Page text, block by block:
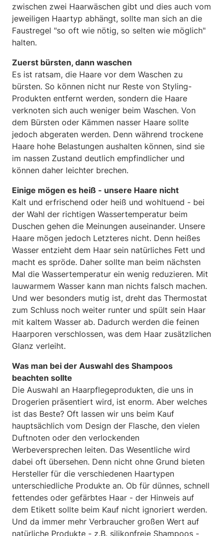
zwischen zwei Haarwäschen gibt und dies auch vom
jeweiligen Haartyp abhängt, sollte man sich an die
Faustregel "so oft wie nötig, so selten wie möglich"
halten.
Zuerst bürsten, dann waschen
Es ist ratsam, die Haare vor dem Waschen zu
bürsten. So können nicht nur Reste von Styling-
Produkten entfernt werden, sondern die Haare
verknoten sich auch weniger beim Waschen. Von
dem Bürsten oder Kämmen nasser Haare sollte
jedoch abgeraten werden. Denn während trockene
Haare hohe Belastungen aushalten können, sind sie
im nassen Zustand deutlich empfindlicher und
können daher leichter brechen.
Einige mögen es heiß - unsere Haare nicht
Kalt und erfrischend oder heiß und wohltuend - bei
der Wahl der richtigen Wassertemperatur beim
Duschen gehen die Meinungen auseinander. Unsere
Haare mögen jedoch Letzteres nicht. Denn heißes
Wasser entzieht dem Haar sein natürliches Fett und
macht es spröde. Daher sollte man beim nächsten
Mal die Wassertemperatur ein wenig reduzieren. Mit
lauwarmem Wasser kann man nichts falsch machen.
Und wer besonders mutig ist, dreht das Thermostat
zum Schluss noch weiter runter und spült sein Haar
mit kaltem Wasser ab. Dadurch werden die feinen
Haarporen verschlossen, was dem Haar zusätzlichen
Glanz verleiht.
Was man bei der Auswahl des Shampoos
beachten sollte
Die Auswahl an Haarpflegeprodukten, die uns in
Drogerien präsentiert wird, ist enorm. Aber welches
ist das Beste? Oft lassen wir uns beim Kauf
hauptsächlich vom Design der Flasche, den vielen
Duftnoten oder den verlockenden
Werbeversprechen leiten. Das Wesentliche wird
dabei oft übersehen. Denn nicht ohne Grund bieten
Hersteller für die verschiedenen Haartypen
unterschiedliche Produkte an. Ob für dünnes, schnell
fettendes oder gefärbtes Haar - der Hinweis auf
dem Etikett sollte beim Kauf nicht ignoriert werden.
Und da immer mehr Verbraucher großen Wert auf
natürliche Produkte - z.B. silikonfreie Shampoos -